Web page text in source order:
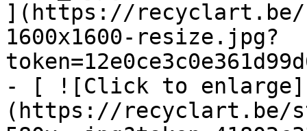
](https://
1600x1600-resize.jpg?
- [ ![Click to enlarge]
(https://recyclart.be/